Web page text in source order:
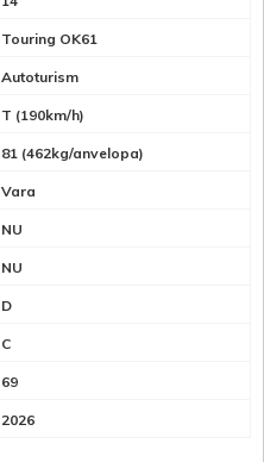
Touring OK61
Autoturism
T (190km/h)
81 (462kg/anvelopa)
Vara
NU
NU
D
C
69
2026